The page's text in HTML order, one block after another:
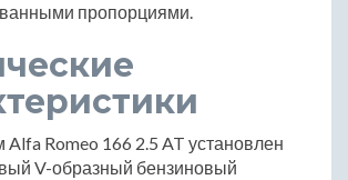
пропорциями.
Alfa Romeo 166 2.5 AT установлен
V-образный бензиновый